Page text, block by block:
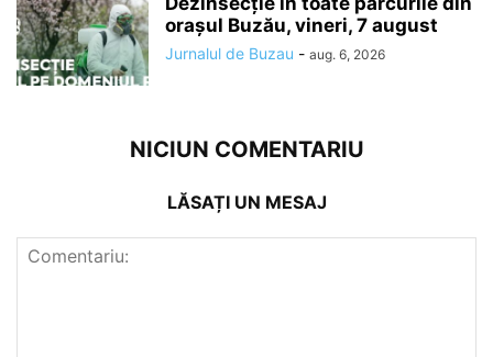
orașul Buzău, vineri, 7 august
Jurnalul de Buzau - aug. 6, 2026
NICIUN COMENTARIU
LĂSAȚI UN MESAJ